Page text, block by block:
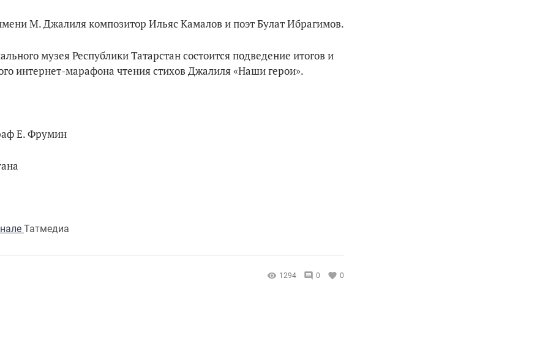
М. Джалиля композитор Ильяс Камалов и поэт Булат Ибрагимов.
музея Республики Татарстан состоится подведение итогов и
интернет-марафона чтения стихов Джалиля «Наши герои».
Е. Фрумин
Татмедиа
1294 0 0